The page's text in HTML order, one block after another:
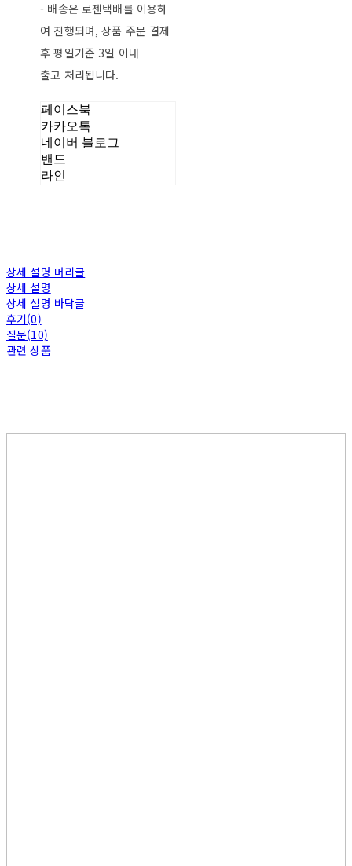
- 배송은 로젠택배를 이용하
여 진행되며, 상품 주문 결제
후 평일기준 3일 이내
출고 처리됩니다.
페이스북
카카오톡
네이버 블로그
밴드
라인
상세 설명 머리글
상세 설명
상세 설명 바닥글
후기(0)
질문(10)
관련 상품